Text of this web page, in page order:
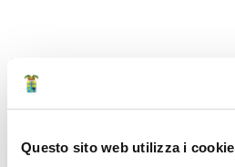
Questo sito web utilizza i cookie
Tipologia
Cultura, Turismo
Numero